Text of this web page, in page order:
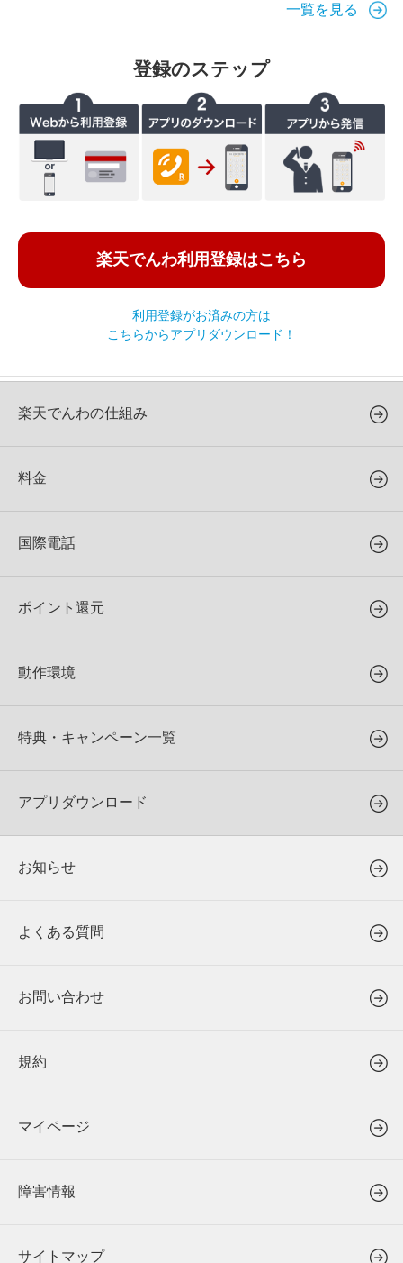
一覧を見る
登録のステップ
楽天でんわ利用登録はこちら
利用登録がお済みの方は
こちらからアプリダウンロード！
楽天でんわの仕組み
料金
国際電話
ポイント還元
動作環境
特典・キャンペーン一覧
アプリダウンロード
お知らせ
よくある質問
お問い合わせ
規約
マイページ
障害情報
サイトマップ